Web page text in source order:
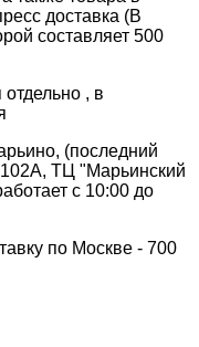
доставка (В
составляет 500
, в
(последний
ТЦ "Марьинский
с 10:00 до
по Москве - 700